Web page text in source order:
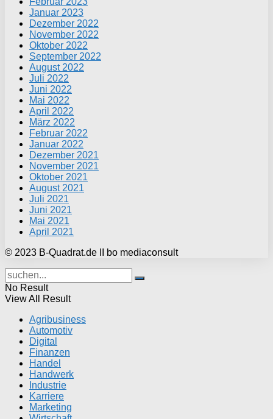
Januar 2023
Dezember 2022
November 2022
Oktober 2022
September 2022
August 2022
Juli 2022
Juni 2022
Mai 2022
April 2022
März 2022
Februar 2022
Januar 2022
Dezember 2021
November 2021
Oktober 2021
August 2021
Juli 2021
Juni 2021
Mai 2021
April 2021
© 2023 B-Quadrat.de II bo mediaconsult
No Result
View All Result
Agribusiness
Automotiv
Digital
Finanzen
Handel
Handwerk
Industrie
Karriere
Marketing